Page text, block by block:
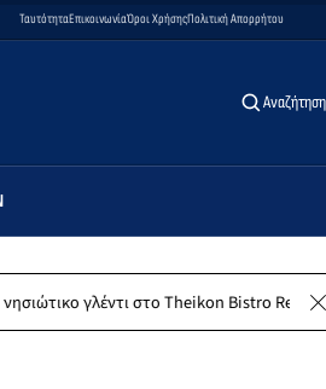
ΤαυτότηταΕπικοινωνίαΌροι ΧρήσηςΠολιτική Απορρήτου
Αναζήτηση
στο Theikon Bistro Restaurant!